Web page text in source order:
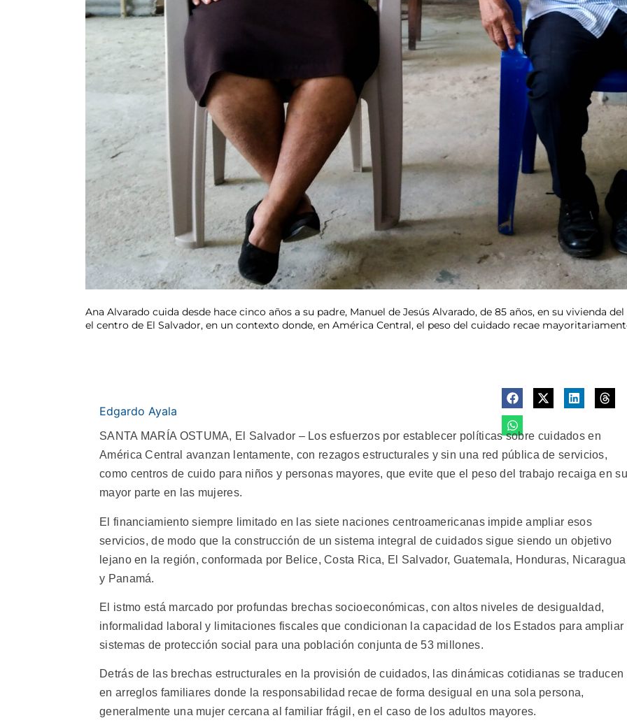
Ana Alvarado cuida desde hace cinco años a su padre, Manuel de Jesús Alvarado, de 85 años, en su vivienda
el centro de El Salvador, en un contexto donde, en América Central, el peso del cuidado recae
Edgardo Ayala
SANTA MARÍA OSTUMA, El Salvador – Los esfuerzos por establecer políticas sobre cuidados en
América Central avanzan lentamente, con rezagos estructurales y sin una red pública de servicios,
como centros de cuido para niños y personas mayores, que evite que el peso del trabajo recaiga en su
mayor parte en las mujeres.
El financiamiento siempre limitado en las siete naciones centroamericanas impide ampliar esos
servicios, de modo que la construcción de un sistema integral de cuidados sigue siendo un objetivo
lejano en la región, conformada por Belice, Costa Rica, El Salvador, Guatemala, Honduras, Nicaragua
y Panamá.
El istmo está marcado por profundas brechas socioeconómicas, con altos niveles de desigualdad,
informalidad laboral y limitaciones fiscales que condicionan la capacidad de los Estados para ampliar
sistemas de protección social para una población conjunta de 53 millones.
Detrás de las brechas estructurales en la provisión de cuidados, las dinámicas cotidianas se traducen
en arreglos familiares donde la responsabilidad recae de forma desigual en una sola persona,
generalmente una mujer cercana al familiar frágil, en el caso de los adultos mayores.